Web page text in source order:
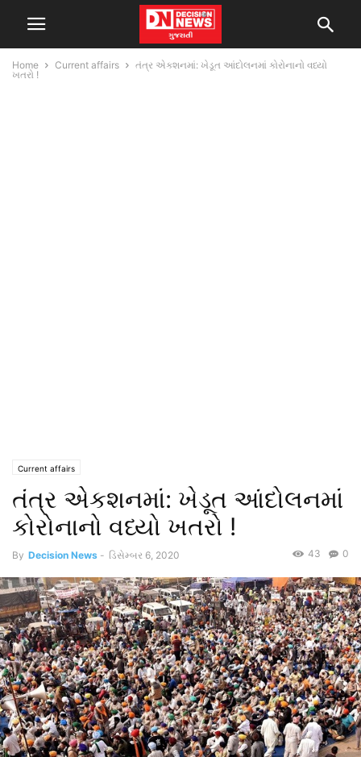
Home Current affairs
તંત્ર એકશનમાં: ખેડૂત આંદોલનમાં કોરોનાનો વધ્યો
ખતરો !
Current affairs
તંત્ર એકશનમાં: ખેડૂત આંદોલનમાં
કોરોનાનો વધ્યો ખતરો !
By Decision News - ડિસેમ્બર 6, 2020 0
43